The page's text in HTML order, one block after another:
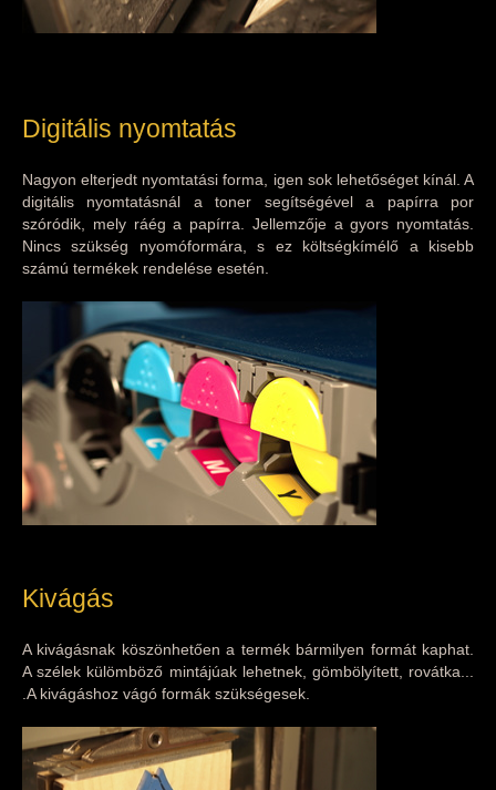
Digitális nyomtatás
Nagyon elterjedt nyomtatási forma, igen sok lehetőséget kínál. A
digitális nyomtatásnál a toner segítségével a papírra por
szóródik, mely ráég a papírra. Jellemzője a gyors nyomtatás.
Nincs szükség nyomóformára, s ez költségkímélő a kisebb
számú termékek rendelése esetén.
Kivágás
A kivágásnak köszönhetően a termék bármilyen formát kaphat.
A szélek külömböző mintájúak lehetnek, gömbölyített, rovátka...
.A kivágáshoz vágó formák szükségesek.